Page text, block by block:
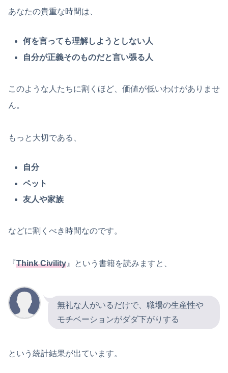
あなたの貴重な時間は、
何を言っても理解しようとしない人
自分が正義そのものだと言い張る人
このような人たちに割くほど、価値が低いわけがありませ
ん。
もっと大切である、
自分
ペット
友人や家族
などに割くべき時間なのです。
『Think Civility 』という書籍を読みますと、
無礼な人がいるだけで、職場の生産性や
モチベーションがダダ下がりする
という統計結果が出ています。